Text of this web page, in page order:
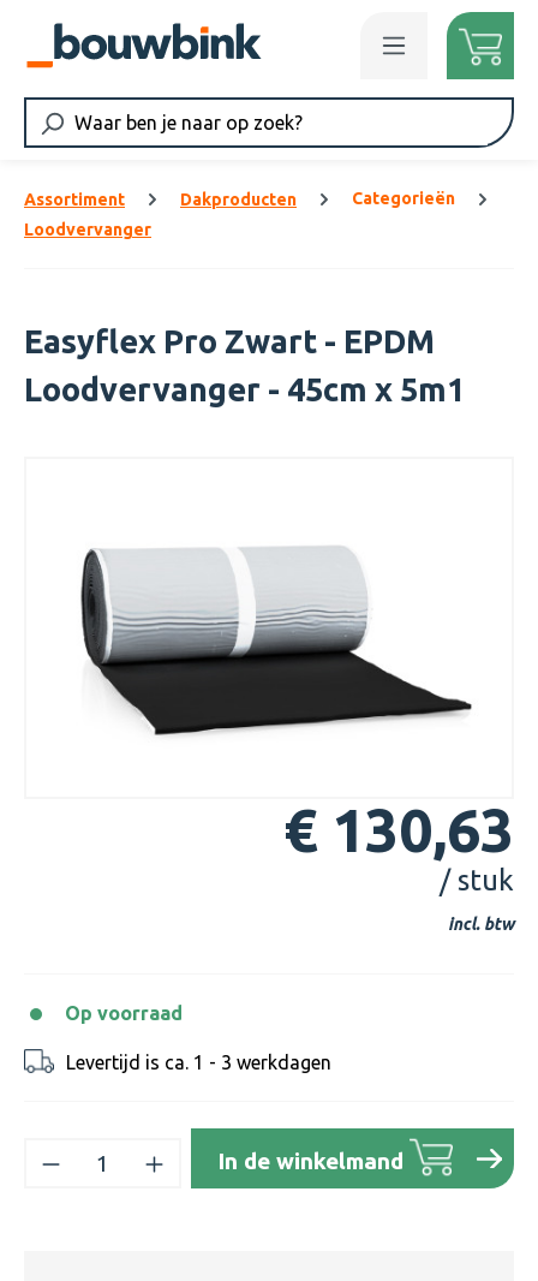
Ga naar de hoofdinhoud
Assortiment Dakproducten
Categorieën
Loodvervanger
Easyflex Pro Zwart - EPDM
Loodvervanger - 45cm x 5m1
€ 130,63
/ stuk
incl. btw
Op voorraad
Levertijd is ca. 1 - 3 werkdagen
Producthoeveelheid: Voer de
In de winkelmand